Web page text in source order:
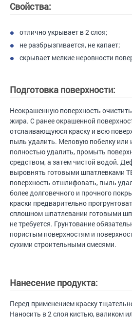
Свойства:
отлично укрывает в 2 слоя;
не разбрызгивается, не капает;
скрывает мелкие неровности
Подготовка поверхности:
Неокрашенную поверхность
жира. С ранее окрашенной
отслаивающуюся краску и всю
пыль удалить. Меловую побелку или
полностью удалить, промыть
средством, а затем чистой водой.
выровнять готовыми шпатлевками
поверхность отшлифовать, пыль
более долговечного и прочного
краски предварительно
сплошном шпатлевании готовыми
не требуется. Грунтование
пористым поверхностям и
сухими строительными смесями.
Нанесение продукта:
Перед применением краску
Наносить в 2 слоя кистью, валиком